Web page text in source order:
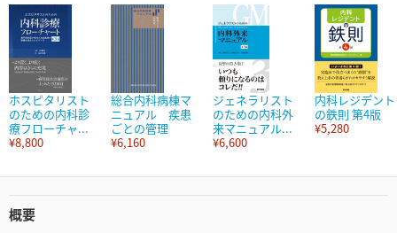
ホスピタリスト
のための内科診
療フローチャ...
¥8,800
総合内科病棟マ
ニュアル 疾患
ごとの管理
¥6,160
ジェネラリスト
のための内科外
来マニュアル...
¥6,600
内科レジデント
の鉄則 第4版
¥5,280
概要